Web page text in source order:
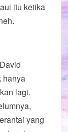
itu ketika
hanya
lagi.
yang